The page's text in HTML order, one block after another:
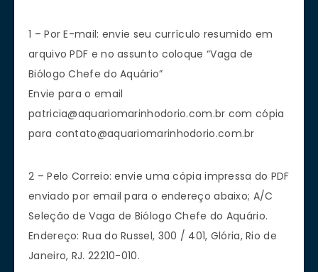
1 – Por E-mail: envie seu currículo resumido em
arquivo PDF e no assunto coloque “Vaga de
Biólogo Chefe do Aquário”
Envie para o email
patricia@aquariomarinhodorio.com.br com cópia
para contato@aquariomarinhodorio.com.br
2 – Pelo Correio: envie uma cópia impressa do PDF
enviado por email para o endereço abaixo; A/C
Seleção de Vaga de Biólogo Chefe do Aquário.
Endereço: Rua do Russel, 300 / 401, Glória, Rio de
Janeiro, RJ. 22210-010.